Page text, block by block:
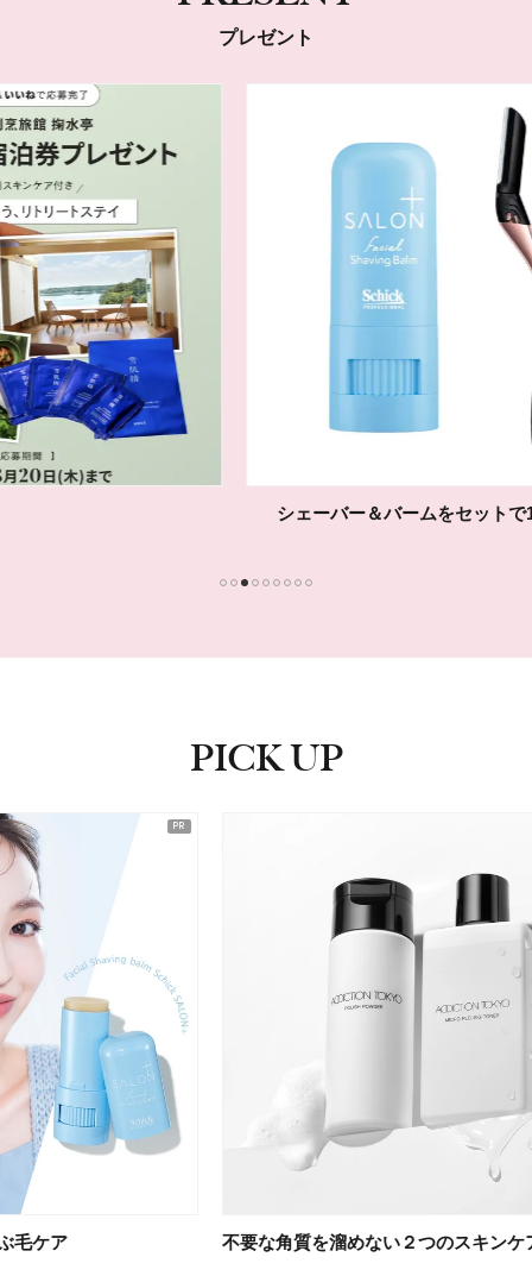
プレゼント
シェーバー＆バームをセットで10名様に！
PICK UP
不要な角質を溜めない２つのスキンケア 乳液